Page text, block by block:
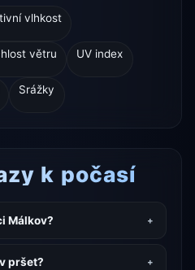
vlhkost
větru UV index
Srážky
k počasí
Málkov?
pršet?